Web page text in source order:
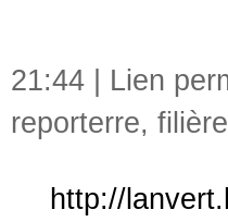
21:44 | Lien
reporterre,
http://